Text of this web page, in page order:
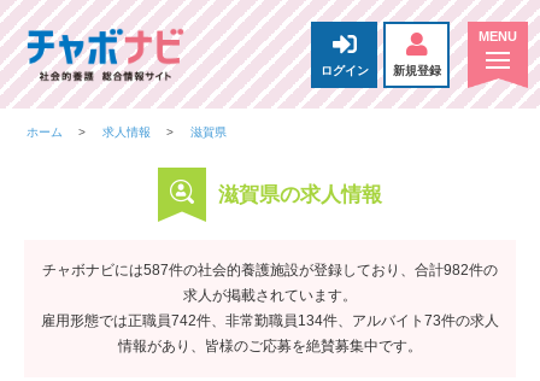
ログイン 新規登録
ホーム 求人情報 滋賀県
滋賀県の求人情報
チャボナビには587件の社会的養護施設が登録しており、合計982件の
求人が掲載されています。
雇用形態では正職員742件、非常勤職員134件、アルバイト73件の求人
情報があり、皆様のご応募を絶賛募集中です。